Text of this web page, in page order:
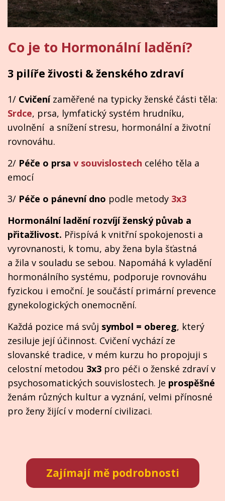
Co je to Hormonální ladění?
3 pilíře živosti & ženského zdraví
1/ Cvičenízaměřené na typicky ženské části těla:
Srdce, prsa, lymfatický systém hrudníku,
uvolnění a snížení stresu, hormonální a životní
rovnováhu.
2/ Péče o prsa v souvislostech celého těla a
emocí
3/ Péče o pánevní dno podle metody 3x3
Hormonální ladění rozvíjí ženský půvab a
přitažlivost. Přispívá k vnitřní spokojenosti a
vyrovnanosti, k tomu, aby žena byla šťastná
a žila v souladu se sebou. Napomáhá k vyladění
hormonálního systému, podporuje rovnováhu
fyzickou i emoční. Je součástí primární prevence
gynekologických onemocnění.
Každá pozice má svůj symbol = obereg, který
zesiluje její účinnost. Cvičení vychází ze
slovanské tradice, v mém kurzu ho propojuji s
celostní metodou 3x3 pro péči o ženské zdraví v
psychosomatických souvislostech. Je prospěšné
ženám různých kultur a vyznání, velmi přínosné
pro ženy žijící v moderní civilizaci.
Zajímají mě podrobnosti